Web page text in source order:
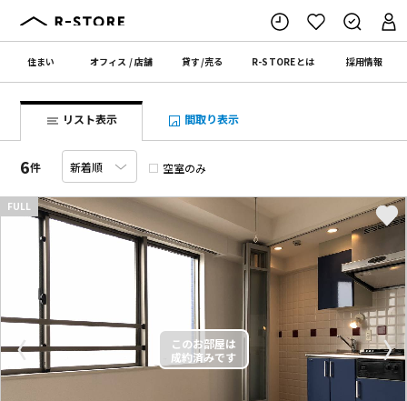
住まい オフィス /店舗 貸す/売る R-STOREとは 採用情報
リスト表示 間取り表示
6件 空室のみ
〈 〉
FULL